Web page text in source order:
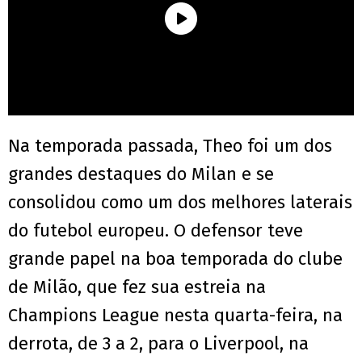
Na temporada passada, Theo foi um dos
grandes destaques do Milan e se
consolidou como um dos melhores laterais
do futebol europeu. O defensor teve
grande papel na boa temporada do clube
de Milão, que fez sua estreia na
Champions League nesta quarta-feira, na
derrota, de 3 a 2, para o Liverpool, na